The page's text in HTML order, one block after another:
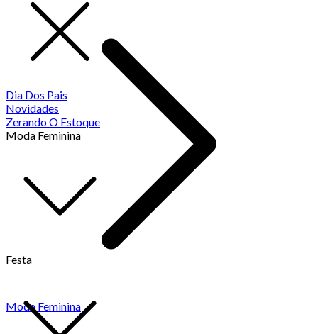
Dia Dos Pais
Novidades
Zerando O Estoque
Moda Feminina
Festa
Moda Feminina